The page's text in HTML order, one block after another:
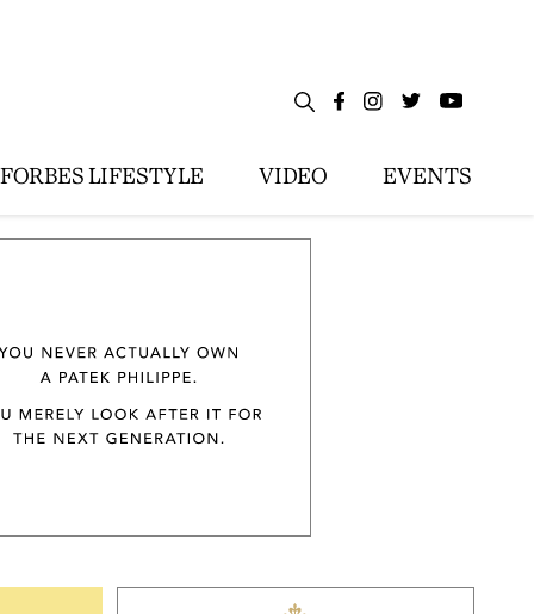
FORBES LIFESTYLE VIDEO EVENTS